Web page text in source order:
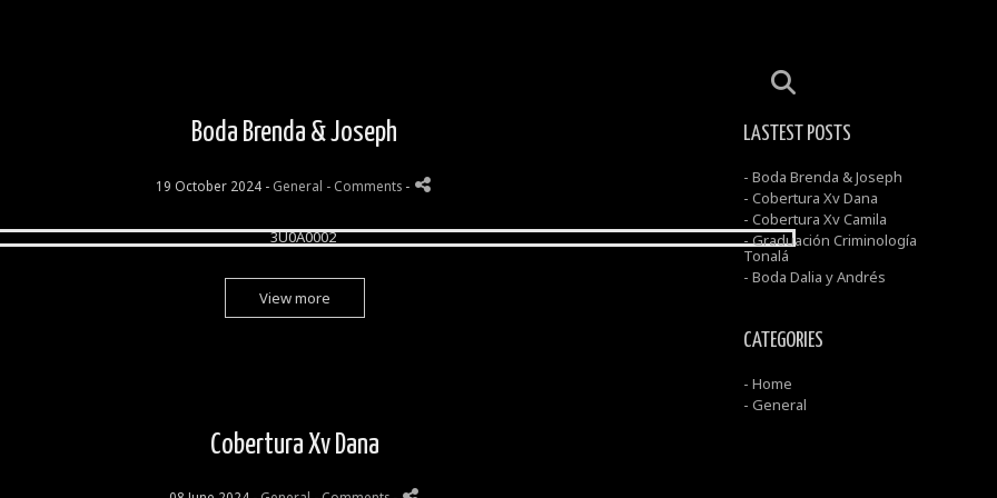
Boda Brenda & Joseph
19 October 2024 - General - Comments -
View more
Cobertura Xv Dana
LASTEST POSTS
- Boda Brenda & Joseph
- Cobertura Xv Dana
- Cobertura Xv Camila
- Graduación Criminología
Tonalá
- Boda Dalia y Andrés
CATEGORIES
- Home
- General